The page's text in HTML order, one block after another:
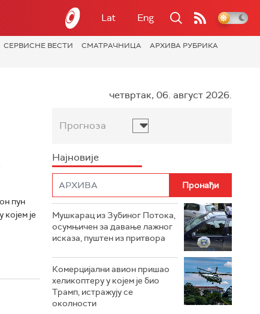
Lat Eng
СЕРВИСНЕ ВЕСТИ СМАТРАЧНИЦА
АРХИВА РУБРИКА
пун
је
четвртак, 06. август 2026.
Прогноза
Најновије
Мушкарац из Зубиног Потока,
осумњичен за давање лажног
исказа, пуштен из притвора
Комерцијални авион пришао
хеликоптеру у којем је био
Трамп, истражују се
околности